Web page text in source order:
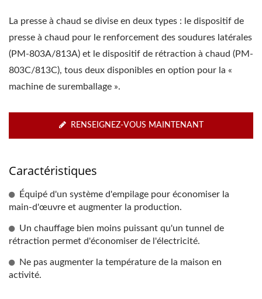
La presse à chaud se divise en deux types : le dispositif de
presse à chaud pour le renforcement des soudures latérales
(PM-803A/813A) et le dispositif de rétraction à chaud (PM-
803C/813C), tous deux disponibles en option pour la «
machine de suremballage ».
RENSEIGNEZ-VOUS MAINTENANT
Caractéristiques
Équipé d'un système d'empilage pour économiser la
main-d'œuvre et augmenter la production.
Un chauffage bien moins puissant qu'un tunnel de
rétraction permet d'économiser de l'électricité.
Ne pas augmenter la température de la maison en
activité.